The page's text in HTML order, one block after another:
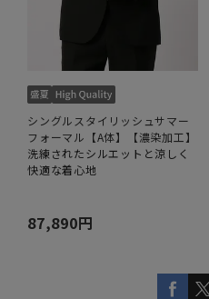
シングルスタイリッシュサマー
フォーマル【A体】【濃染加工】
洗練されたシルエットと涼しく
快適な着心地
87,890円